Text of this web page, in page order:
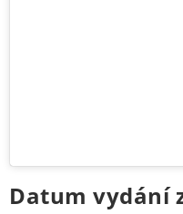
Datum vydání